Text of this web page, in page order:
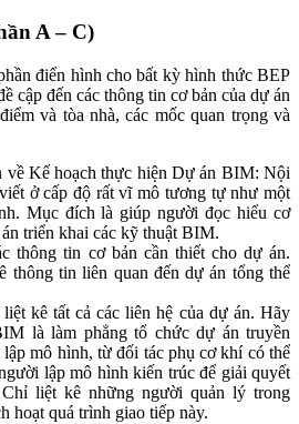
A – C)
điển hình cho bất kỳ hình thức BEP
cập đến các thông tin cơ bản của dự án
và tòa nhà, các mốc quan trọng và
về Kế hoạch thực hiện Dự án BIM: Nội
ở cấp độ rất vĩ mô tương tự như một
Mục đích là giúp người đọc hiểu cơ
triển khai các kỹ thuật BIM.
thông tin cơ bản cần thiết cho dự án.
thông tin liên quan đến dự án tổng thể
kê tất cả các liên hệ của dự án. Hãy
là làm phẳng tổ chức dự án truyền
mô hình, từ đối tác phụ cơ khí có thể
lập mô hình kiến ​​trúc để giải quyết
liệt kê những người quản lý trong
hoạt quá trình giao tiếp này.